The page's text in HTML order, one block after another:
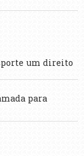
um direito
para